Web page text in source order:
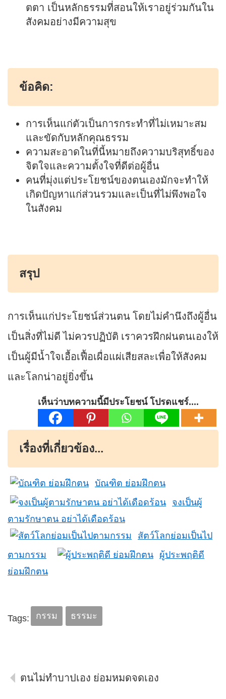
ตตา เป็นหลักธรรมที่สอนให้เราอยู่ร่วมกันใน
สังคมอย่างมีความสุข
ข้อคิด:
การเห็นแก่ตัวเป็นการกระทำที่ไม่เหมาะสม
และขัดกับหลักคุณธรรม
ความสะอาดในที่นี้หมายถึงความบริสุทธิ์ของ
จิตใจและความตั้งใจที่ดีต่อผู้อื่น
คนที่มุ่งแต่ประโยชน์ของตนเองมักจะทำให้
เกิดปัญหาแก่ส่วนรวมและเป็นที่ไม่พึงพอใจ
ในสังคม
สรุป
การเห็นแก่ประโยชน์ส่วนตน โดยไม่คำนึงถึงผู้อื่น
เป็นสิ่งที่ไม่ดี ไม่ควรปฏิบัติ เราควรฝึกฝนตนเองให้
เป็นผู้มีน้ำใจเอื้อเฟื้อเผื่อแผ่เสียสละเพื่อให้สังคม
และโลกน่าอยู่ยิ่งขึ้น
เห็นว่าบทความนี้มีประโยชน์ โปรดแชร์....
เรื่องที่เกี่ยวข้อง...
บัณฑิต ย่อมฝึกตน
จงเป็นผู้
ตามรักษาตน อย่าได้เดือดร้อน
สัตว์โลกย่อมเป็นไป
ตามกรรม
ผู้ประพฤติดี
ย่อมฝึกตน
Tags: กรรม ธรรมะ
ตนไม่ทำบาปเอง ย่อมหมดจดเอง